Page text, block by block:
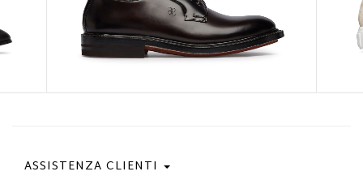
ASSISTENZA CLIENTI